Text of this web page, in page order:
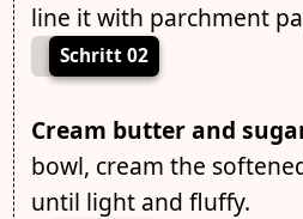
line it with parchment
Schritt 02
Cream butter and
bowl, cream the
until light and fluffy.